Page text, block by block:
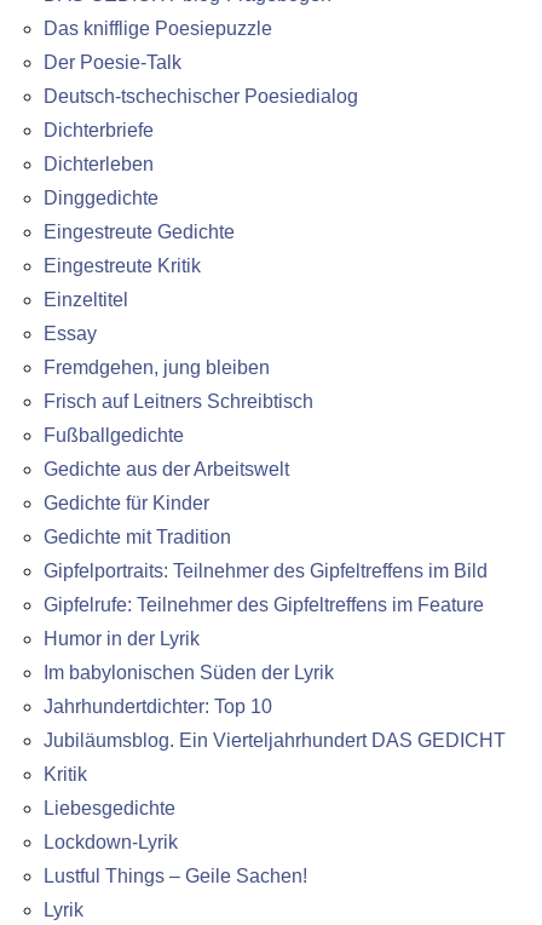
Das knifflige Poesiepuzzle
Der Poesie-Talk
Deutsch-tschechischer Poesiedialog
Dichterbriefe
Dichterleben
Dinggedichte
Eingestreute Gedichte
Eingestreute Kritik
Einzeltitel
Essay
Fremdgehen, jung bleiben
Frisch auf Leitners Schreibtisch
Fußballgedichte
Gedichte aus der Arbeitswelt
Gedichte für Kinder
Gedichte mit Tradition
Gipfelportraits: Teilnehmer des Gipfeltreffens im Bild
Gipfelrufe: Teilnehmer des Gipfeltreffens im Feature
Humor in der Lyrik
Im babylonischen Süden der Lyrik
Jahrhundertdichter: Top 10
Jubiläumsblog. Ein Vierteljahrhundert DAS GEDICHT
Kritik
Liebesgedichte
Lockdown-Lyrik
Lustful Things – Geile Sachen!
Lyrik